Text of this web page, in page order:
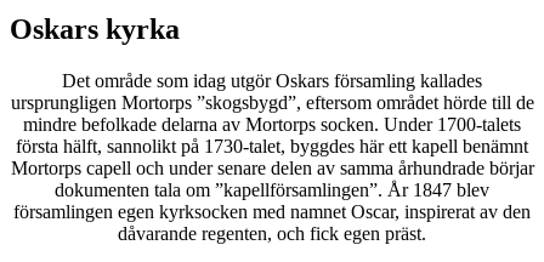
Oskars kyrka
Det område som idag utgör Oskars församling kallades
ursprungligen Mortorps ”skogsbygd”, eftersom området hörde till de
mindre befolkade delarna av Mortorps socken. Under 1700-talets
första hälft, sannolikt på 1730-talet, byggdes här ett kapell benämnt
Mortorps capell och under senare delen av samma århundrade börjar
dokumenten tala om ”kapellförsamlingen”. År 1847 blev
församlingen egen kyrksocken med namnet Oscar, inspirerat av den
dåvarande regenten, och fick egen präst.